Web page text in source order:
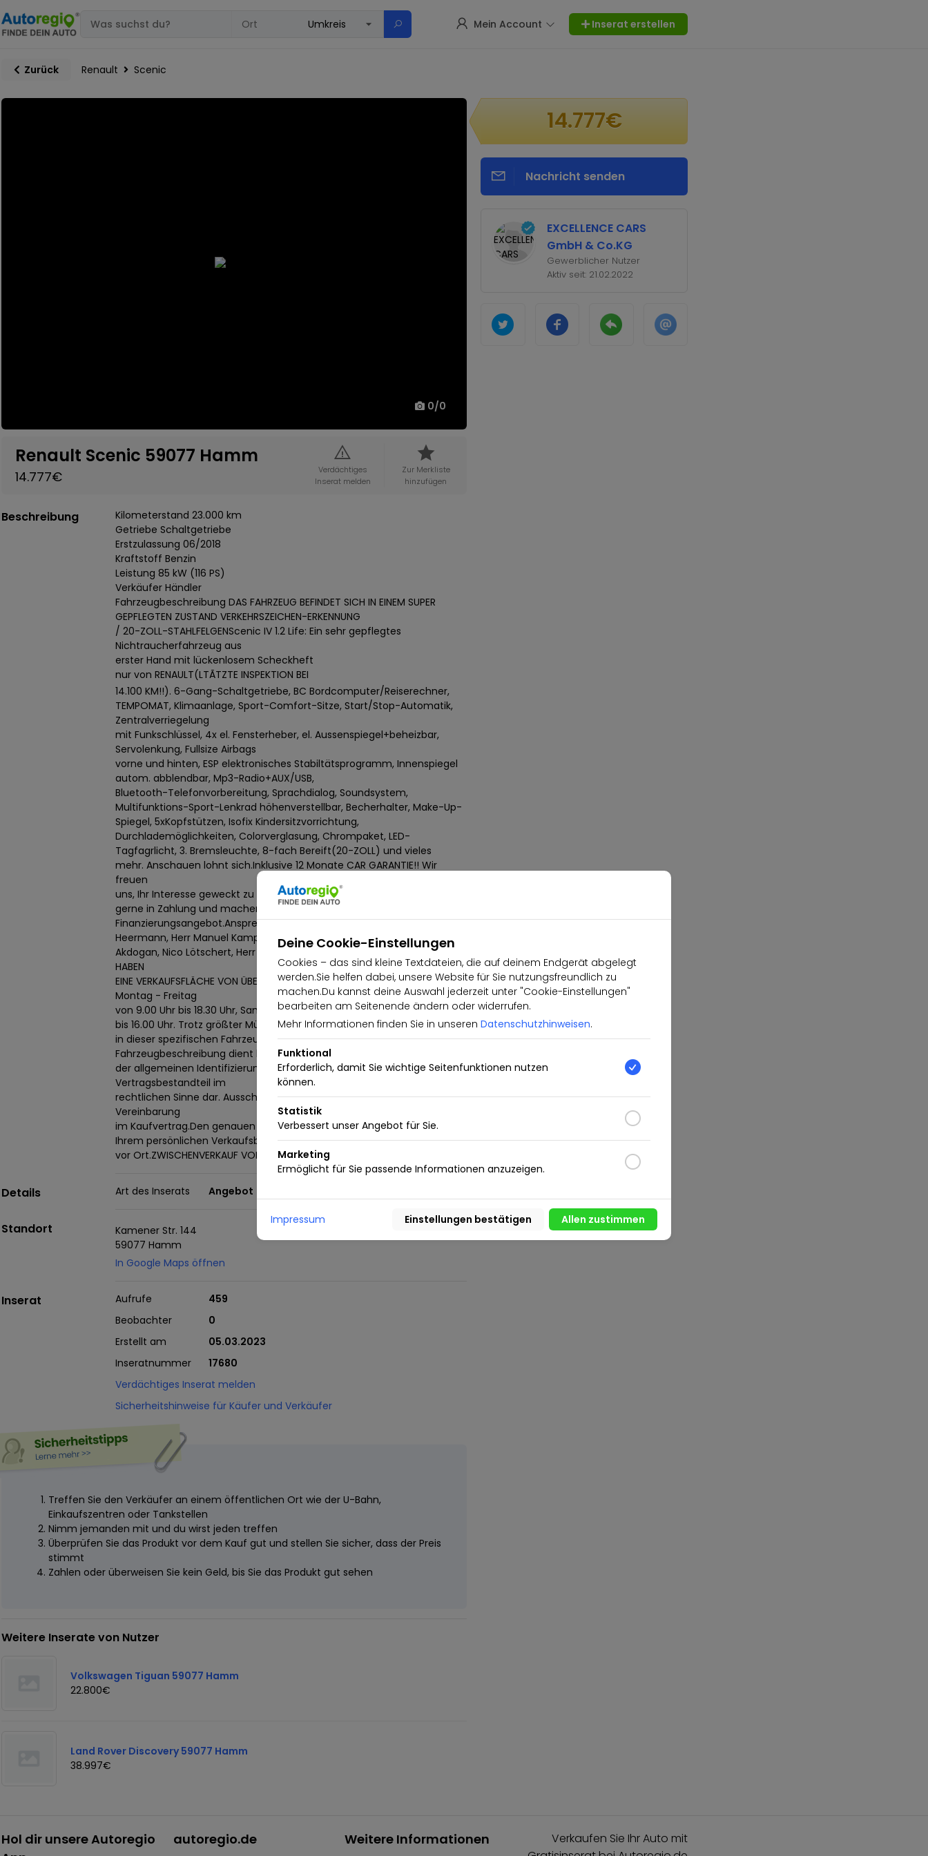
Mein Account Inserat erstellen
Deine Cookie-Einstellungen
Cookies – das sind kleine Textdateien, die auf deinem Endgerät abgelegt
werden.Sie helfen dabei, unsere Website für Sie nutzungsfreundlich zu
machen.Du kannst deine Auswahl jederzeit unter "Cookie-Einstellungen"
bearbeiten am Seitenende ändern oder widerrufen.
Mehr Informationen finden Sie in unseren Datenschutzhinweisen.
Funktional
Erforderlich, damit Sie wichtige Seitenfunktionen nutzen
können.
Statistik
Verbessert unser Angebot für Sie.
Marketing
Ermöglicht für Sie passende Informationen anzuzeigen.
Impressum
Zurück Renault Scenic
0/0
Renault Scenic 59077 Hamm
14.777€
Verdächtiges
Inserat melden
Zur Merkliste
hinzufügen
Beschreibung
Kilometerstand 23.000 km
Getriebe Schaltgetriebe
Erstzulassung 06/2018
Kraftstoff Benzin
Leistung 85 kW (116 PS)
Verkäufer Händler
Fahrzeugbeschreibung DAS FAHRZEUG BEFINDET SICH IN EINEM SUPER
GEPFLEGTEN ZUSTAND VERKEHRSZEICHEN-ERKENNUNG
/ 20-ZOLL-STAHLFELGENScenic IV 1.2 Life: Ein sehr gepflegtes
Nichtraucherfahrzeug aus
erster Hand mit lückenlosem Scheckheft
nur von RENAULT(LTÃTZTE INSPEKTION BEI
14.100 KM!!). 6-Gang-Schaltgetriebe, BC Bordcomputer/Reiserechner,
TEMPOMAT, Klimaanlage, Sport-Comfort-Sitze, Start/Stop-Automatik,
Zentralverriegelung
mit Funkschlüssel, 4x el. Fensterheber, el. Aussenspiegel+beheizbar,
Servolenkung, Fullsize Airbags
vorne und hinten, ESP elektronisches Stabiltätsprogramm, Innenspiegel
autom. abblendbar, Mp3-Radio+AUX/USB,
Bluetooth-Telefonvorbereitung, Sprachdialog, Soundsystem,
Multifunktions-Sport-Lenkrad höhenverstellbar, Becherhalter, Make-Up-
Spiegel, 5xKopfstützen, Isofix Kindersitzvorrichtung,
Durchlademöglichkeiten, Colorverglasung, Chrompaket, LED-
Tagfagrlicht, 3. Bremsleuchte, 8-fach Bereift(20-ZOLL) und vieles
mehr. Anschauen lohnt sich.Inklusive 12 Monate CAR GARANTIE!! Wir
freuen
uns, Ihr Interesse geweckt zu haben, Ihren Gebrauchtwagen nehmen wir
gerne in Zahlung und machen Ihnen bei Bedarf ein passendes
Finanzierungsangebot.Ansprechspartner: Herr Koch, Herr Stephan
Heermann, Herr Manuel Kampmann, Herr
Akdogan, Nico Lötschert, Herr Dennis Semper, Frau Sarah Bomm.WIR
HABEN
EINE VERKAUFSFLÄCHE VON ÜBER 10.000m².UNSERE ÖFFNUNGSZEITEN SIND:
Montag - Freitag
von 9.00 Uhr bis 18.30 Uhr, Samstags von 9.00 Uhr
bis 16.00 Uhr. Trotz größter Mühe und Sorgfalt, sind Fehler
in dieser spezifischen Fahrzeugbeschreibung nicht ausgeschlossen. Die
Fahrzeugbeschreibung dient lediglich
der allgemeinen Identifizierung des Fahrzeuges und stellt keinen
Vertragsbestandteil im
rechtlichen Sinne dar. Ausschlaggebend sind einzig und allein die
Vereinbarung
im Kaufvertrag.Den genauen Ausstattungsumfang erhalten Sie von
Ihrem persönlichen Verkaufsberater
vor Ort.ZWISCHENVERKAUF VORBEHALTEN.
Details Art des Inserats Angebot
Standort
Kamener Str. 144
59077 Hamm
In Google Maps öffnen
Inserat Aufrufe
459
Beobachter
0
Erstellt am
05.03.2023
Inseratnummer
17680
Verdächtiges Inserat melden
Sicherheitshinweise für Käufer und Verkäufer
Treffen Sie den Verkäufer an einem öffentlichen Ort wie der U-Bahn,
Einkaufszentren oder Tankstellen
Nimm jemanden mit und du wirst jeden treffen
Überprüfen Sie das Produkt vor dem Kauf gut und stellen Sie sicher, dass der Preis
stimmt
Zahlen oder überweisen Sie kein Geld, bis Sie das Produkt gut sehen
Weitere Inserate von Nutzer
Volkswagen Tiguan 59077 Hamm
22.800€
Land Rover Discovery 59077 Hamm
38.997€
14.777€
Nachricht senden
EXCELLENCE CARS
GmbH & Co.KG
Gewerblicher Nutzer
Aktiv seit: 21.02.2022
Hol dir unsere Autoregio
autoregio.de Weitere Informationen
Verkaufen Sie Ihr Auto mit